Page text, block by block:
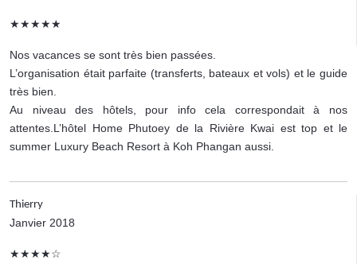
★★★★★
Nos vacances se sont très bien passées.
L’organisation était parfaite (transferts, bateaux et vols) et le guide
très bien.
Au niveau des hôtels, pour info cela correspondait à nos
attentes.L’hôtel Home Phutoey de la Rivière Kwai est top et le
summer Luxury Beach Resort à Koh Phangan aussi.
Thierry
Janvier 2018
★★★★☆